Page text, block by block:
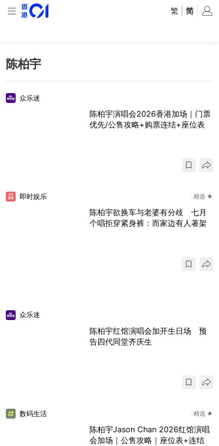
繁 简
陈柏宇
众乐迷
陈柏宇演唱会2026香港加场｜门票
优先/公售攻略+购票连结+座位表
即时娱乐 精选 ★
陈柏宇欲换车与老婆有分歧 七月
个唱拒穿紧身裤：而家边有人著架
众乐迷
陈柏宇红馆演唱会加开生日场 预
告四代同堂齐庆生
数码生活 精选 ★
陈柏宇Jason Chan 2026红馆演唱
会加场｜公售攻略｜座位表+连结